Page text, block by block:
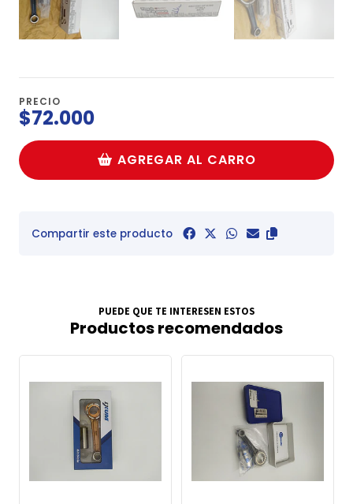
PRECIO
$72.000
AGREGAR AL CARRO
Compartir este producto
PUEDE QUE TE INTERESEN ESTOS
Productos recomendados